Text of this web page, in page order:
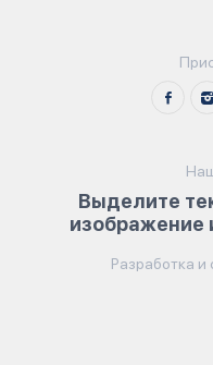
Выделите
изображение
Разработка